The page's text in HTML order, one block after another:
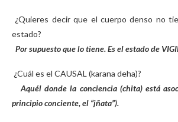
¿Quieres decir que el cuerpo denso no
estado?
Por supuesto que lo tiene. Es el estado de
¿Cuál es el CAUSAL (karana deha)?
Aquél donde la conciencia (chita) está
principio conciente, el “jñata”).